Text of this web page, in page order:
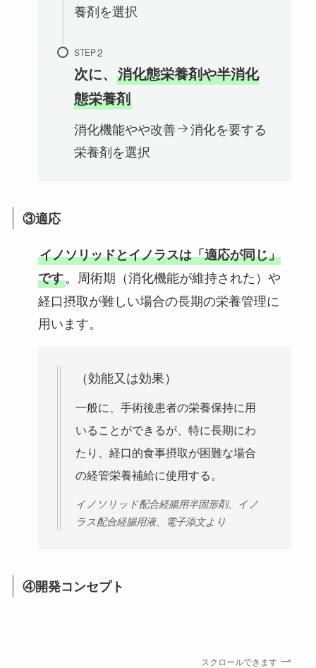
養剤を選択
STEP
次に、 消化態栄養剤や半消化
態栄養剤
消化機能やや改善
消化を要する
栄養剤を選択
③適応
イノソリッドとイノラスは「適応が同じ」
です。周術期（消化機能が維持された）や
経口摂取が難しい場合の長期の栄養管理に
用います。
（効能又は効果）
一般に、手術後患者の栄養保持に用
いることができるが、特に長期にわ
たり、経口的食事摂取が困難な場合
の経管栄養補給に使用する。
イノソリッド配合経腸用半固形剤、イノ
ラス配合経腸用液、電子添文より
④開発コンセプト
スクロールできます